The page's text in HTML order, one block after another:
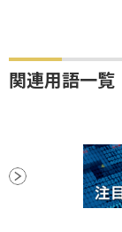
関連用語一覧